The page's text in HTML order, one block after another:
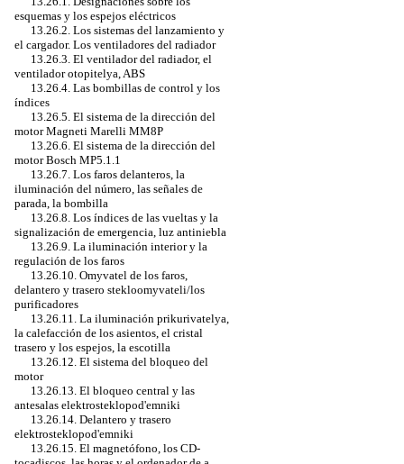
esquemas y los espejos eléctricos
13.26.2. Los sistemas del lanzamiento y
el cargador. Los ventiladores del radiador
13.26.3. El ventilador del radiador, el
ventilador otopitelya, ABS
13.26.4. Las bombillas de control y los
índices
13.26.5. El sistema de la dirección del
motor Magneti Marelli MM8P
13.26.6. El sistema de la dirección del
motor Bosch MP5.1.1
13.26.7. Los faros delanteros, la
iluminación del número, las señales de
parada, la bombilla
13.26.8. Los índices de las vueltas y la
signalización de emergencia, luz antiniebla
13.26.9. La iluminación interior y la
regulación de los faros
13.26.10. Omyvatel de los faros,
delantero y trasero stekloomyvateli/los
purificadores
13.26.11. La iluminación prikurivatelya,
la calefacción de los asientos, el cristal
trasero y los espejos, la escotilla
13.26.12. El sistema del bloqueo del
motor
13.26.13. El bloqueo central y las
antesalas elektrosteklopod'emniki
13.26.14. Delantero y trasero
elektrosteklopod'emniki
13.26.15. El magnetófono, los CD-